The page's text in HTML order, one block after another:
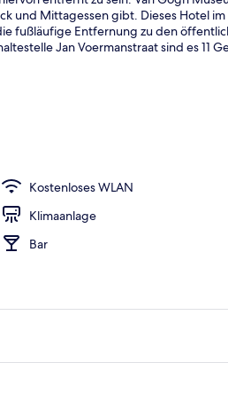
und Mittagessen gibt. Dieses Hotel
fußläufige Entfernung zu den
Jan Voermanstraat sind es 11
Kostenloses WLAN
Klimaanlage
Bar